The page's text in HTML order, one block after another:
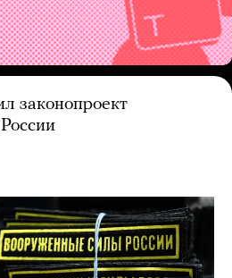
законопроект